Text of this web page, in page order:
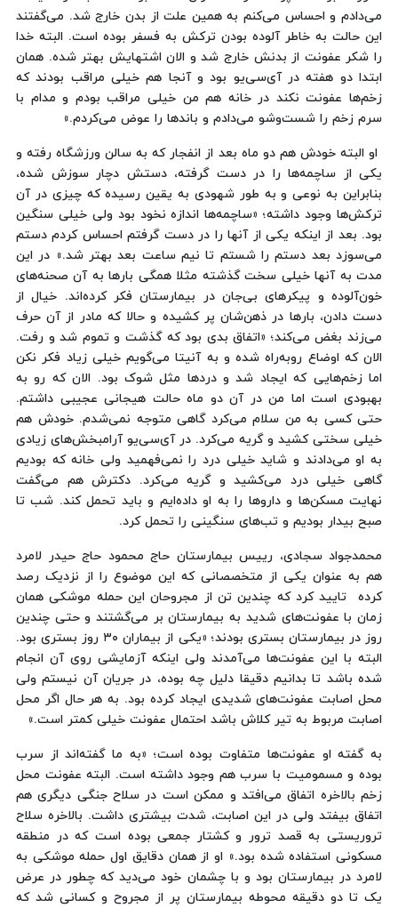
می‌دادم و احساس می‌کنم به همین علت از بدن خارج شد. می‌گفتند
این حالت به خاطر آلوده بودن ترکش به فسفر بوده است. البته خدا
را شکر عفونت از بدنش خارج شد و الان اشتهایش بهتر شده. همان
ابتدا دو هفته در ‌آی‌سی‌یو بود و آنجا هم خیلی مراقب بودند که
زخم‌ها عفونت نکند در خانه هم من خیلی مراقب بودم و مدام با
سرم زخم را شست‌وشو می‌دادم و باندها را عوض می‌کردم.»
او البته خودش هم دو ماه بعد از انفجار که به سالن ورزشگاه رفته و
یکی از ساچمه‌ها را در دست گرفته، دستش دچار سوزش شده،
بنابراین به نوعی و به ‌طور شهودی به یقین رسیده که چیزی در آن
ترکش‌ها وجود داشته؛ «ساچمه‌ها اندازه نخود بود ولی خیلی سنگین
بود. بعد از اینکه یکی از آنها را در دست گرفتم احساس کردم دستم
می‌سوزد بعد دستم را شستم تا نیم ساعت بعد بهتر شد.» در این
مدت به آنها خیلی سخت گذشته مثلا همگی بارها به آن صحنه‌های
خون‌آلوده و پیکرهای بی‌جان در بیمارستان فکر کرده‌اند. خیال از
دست دادن، بارها در ذهن‌شان پر کشیده و حالا که مادر از آن حرف
می‌زند بغض می‌کند؛ «اتفاق بدی بود که گذشت و تموم شد و رفت.
الان که اوضاع روبه‌راه شده و به آنیتا می‌گویم خیلی زیاد فکر نکن
اما زخم‌هایی که ایجاد شد و دردها مثل شوک بود. الان که رو به
بهبودی است اما من در آن دو ماه حالت هیجانی عجیبی داشتم.
حتی کسی به من سلام می‌کرد گاهی متوجه نمی‌شدم. خودش هم
خیلی سختی کشید و گریه می‌کرد. در ‌آی‌سی‌یو آرامبخش‌های زیادی
به او می‌دادند و شاید خیلی درد را نمی‌فهمید ولی خانه که بودیم
گاهی خیلی درد می‌کشید و گریه می‌کرد. دکترش هم می‌گفت
نهایت مسکن‌ها و داروها را به او داده‌ایم و باید تحمل کند. شب تا
صبح بیدار بودیم و تب‌های سنگینی را تحمل کرد.
محمدجواد سجادی، رییس بیمارستان حاج محمود حاج حیدر لامرد
هم به عنوان یکی از متخصصانی که این موضوع را از نزدیک رصد
کرده تایید کرد که چندین تن از مجروحان این حمله موشکی همان
زمان با عفونت‌های شدید به بیمارستان بر می‌گشتند و حتی چندین
روز در بیمارستان بستری بودند؛ «یکی از بیماران ۳۰ روز بستری بود.
البته با این عفونت‌ها می‌آمدند ولی اینکه آزمایشی روی آن انجام
شده باشد تا بدانیم دقیقا دلیل چه بوده، در جریان آن نیستم ولی
محل اصابت عفونت‌های شدیدی ایجاد کرده بود. به هر حال اگر محل
اصابت مربوط به تیر کلاش باشد احتمال عفونت خیلی کمتر است.»
به گفته او عفونت‌ها متفاوت بوده است؛ «به ما گفته‌اند از سرب
بوده و مسمومیت با سرب هم وجود داشته است. البته عفونت محل
زخم بالاخره اتفاق می‌افتد و ممکن است در سلاح جنگی دیگری هم
اتفاق بیفتد ولی در این اصابت، شدت بیشتری داشت. بالاخره سلاح
تروریستی به قصد ترور و کشتار جمعی بوده است که در منطقه
مسکونی استفاده شده بود.» او از همان دقایق اول حمله موشکی به
لامرد در بیمارستان بود و با چشمان خود می‌دید که چطور در عرض
یک تا دو دقیقه محوطه بیمارستان پر از مجروح و کسانی شد که